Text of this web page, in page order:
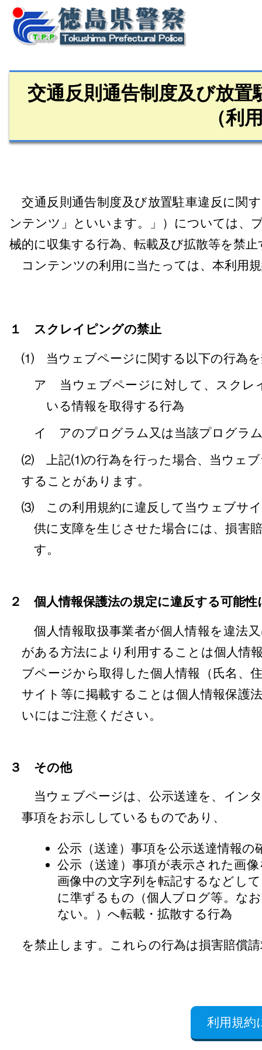
交通反則通告制度及び放
（利
交通反則通告制度及び放置駐車違反に関
ンテンツ」といいます。」）については、
械的に収集する行為、転載及び拡散等を禁
コンテンツの利用に当たっては、本利用
１ スクレイピングの禁止
⑴ 当ウェブページに関する以下の行為を
ア 当ウェブページに対して、スクレ
いる情報を取得する行為
イ アのプログラム又は当該プログラ
⑵ 上記⑴の行為を行った場合、当ウェブ
することがあります。
⑶ この利用規約に違反して当ウェブサ
供に支障を生じさせた場合には、損害
す。
２ 個人情報保護法の規定に違反する可能性
個人情報取扱事業者が個人情報を違法
がある方法により利用することは個人情
ブページから取得した個人情報（氏名、
サイト等に掲載することは個人情報保護
いにはご注意ください。
３ その他
当ウェブページは、公示送達を、イン
事項をお示ししているものであり、
公示（送達）事項を公示送達情報
公示（送達）事項が表示された画
画像中の文字列を転記するなどし
に準ずるもの（個人ブログ等。な
ない。）へ転載・拡散する行為
を禁止します。これらの行為は損害賠償
利用規約